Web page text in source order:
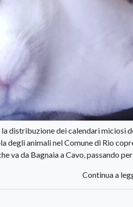
distribuzione dei calendari miciosi
degli animali nel Comune di Rio
va da Bagnaia a Cavo, passando
Continua a